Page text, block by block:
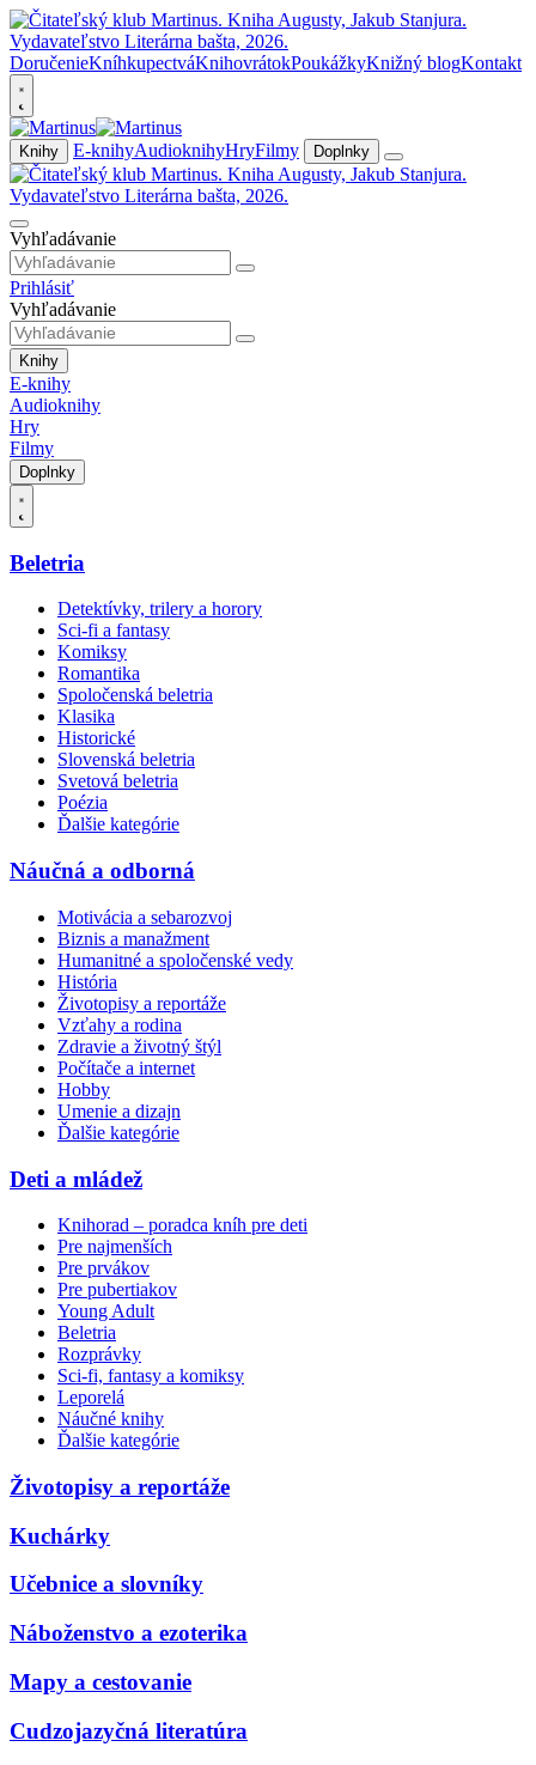
DoručenieKníhkupectváKnihovrátokPoukážkyKnižný blogKontakt
Knihy E-knihyAudioknihyHryFilmy Doplnky
Vyhľadávanie
Prihlásiť
Vyhľadávanie
Knihy
E-knihy
Audioknihy
Hry
Filmy
Doplnky
Beletria
Detektívky, trilery a horory
Sci-fi a fantasy
Komiksy
Romantika
Spoločenská beletria
Klasika
Historické
Slovenská beletria
Svetová beletria
Poézia
Ďalšie kategórie
Náučná a odborná
Motivácia a sebarozvoj
Biznis a manažment
Humanitné a spoločenské vedy
História
Životopisy a reportáže
Vzťahy a rodina
Zdravie a životný štýl
Počítače a internet
Hobby
Umenie a dizajn
Ďalšie kategórie
Deti a mládež
Knihorad – poradca kníh pre deti
Pre najmenších
Pre prvákov
Pre pubertiakov
Young Adult
Beletria
Rozprávky
Sci-fi, fantasy a komiksy
Leporelá
Náučné knihy
Ďalšie kategórie
Životopisy a reportáže
Kuchárky
Učebnice a slovníky
Náboženstvo a ezoterika
Mapy a cestovanie
Cudzojazyčná literatúra